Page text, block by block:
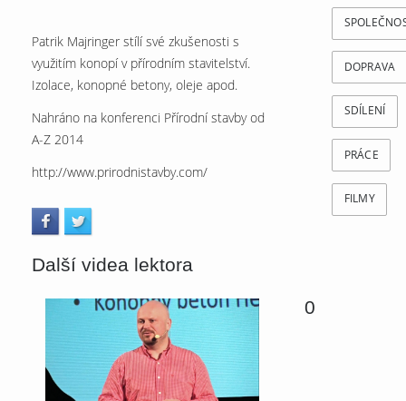
Patrik Majringer stílí své zkušenosti s
využitím konopí v přírodním stavitelství.
Izolace, konopné betony, oleje apod.
Nahráno na konferenci Přírodní stavby od
A-Z 2014
http://www.prirodnistavby.com/
Další videa lektora
DOPRAVA
SDÍLENÍ
PRÁCE
FILMY
0